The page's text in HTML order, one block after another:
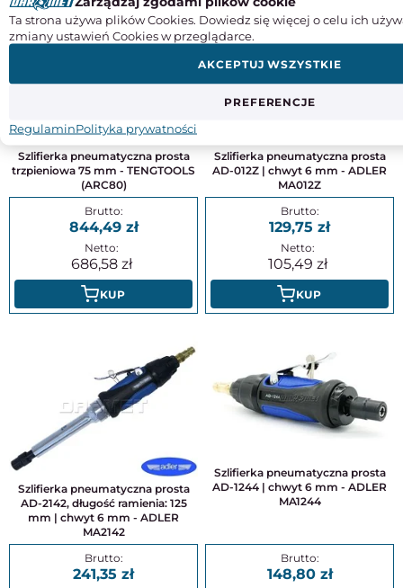
Szlifierka pneumatyczna prosta
trzpieniowa 75 mm - TENGTOOLS
(ARC80)
844,49
686,58
KUP
Szlifierka pneumatyczna prosta
AD-012Z | chwyt 6 mm - ADLER
MA012Z
129,75
105,49
KUP
Szlifierka pneumatyczna prosta
AD-2142, długość ramienia: 125
mm | chwyt 6 mm - ADLER
MA2142
241,35
Szlifierka pneumatyczna prosta
AD-1244 | chwyt 6 mm - ADLER
MA1244
148,80
Ta strona używa plików Cookies. Dowiedz się więcej o celu ich
zmiany ustawień Cookies w przeglądarce.
PREFERENCJE
AKCEPTUJ WSZYSTKIE
RegulaminPolityka prywatności